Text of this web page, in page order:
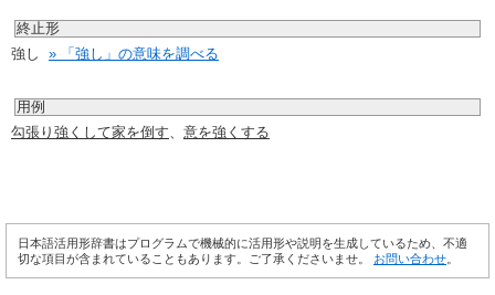
終止形
強し » 「強し」の意味を調べる
用例
勾張り強くして家を倒す、 意を強くする
日本語活用形辞書はプログラムで機械的に活用形や説明を生成しているため、不適
切な項目が含まれていることもあります。ご了承くださいませ。 お問い合わせ